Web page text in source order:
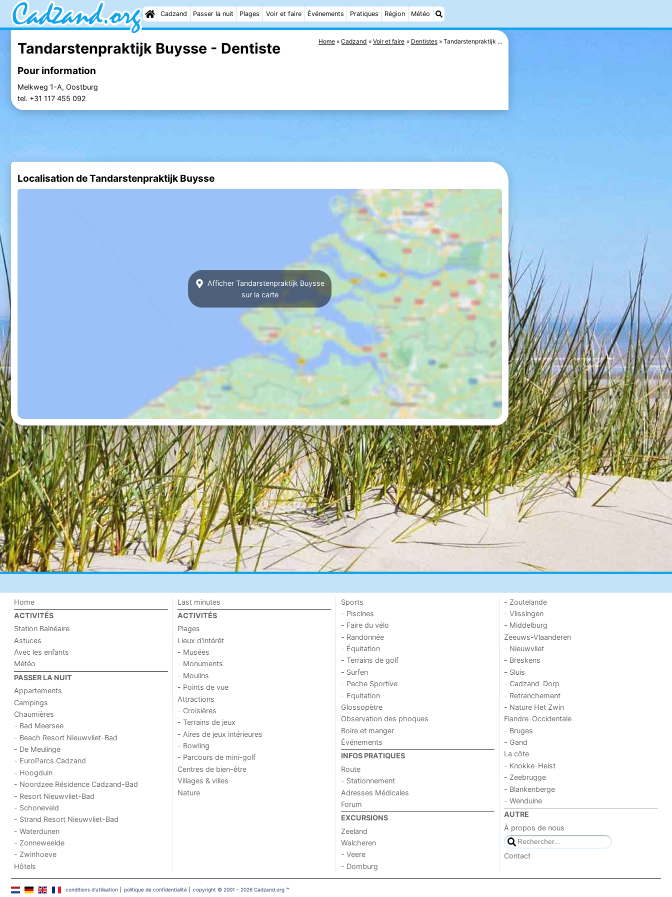
Cadzand Passer la nuit Plages Voir et faire Événements Pratiques Région Météo
Home Cadzand Voir et faire Dentistes Tandarstenpraktijk ...
Tandarstenpraktijk Buysse - Dentiste
Pour information
Melkweg 1-A, Oostburg
tel. +31 117 455 092
Localisation de Tandarstenpraktijk Buysse
Afficher Tandarstenpraktijk Buysse
sur la carte
Home
ACTIVITÉS
Station Balnéaire
Astuces
Avec les enfants
Météo
PASSER LA NUIT
Appartements
Campings
Chaumières
- Bad Meersee
- Beach Resort Nieuwvliet-Bad
- De Meulinge
- EuroParcs Cadzand
- Hoogduin
- Noordzee Résidence Cadzand-Bad
- Resort Nieuwvliet-Bad
- Schoneveld
- Strand Resort Nieuwvliet-Bad
- Waterdunen
- Zonneweelde
- Zwinhoeve
Hôtels
Last minutes
ACTIVITÉS
Plages
Lieux d'intérêt
- Musées
- Monuments
- Moulins
- Points de vue
Attractions
- Croisières
- Terrains de jeux
- Aires de jeux intérieures
- Bowling
- Parcours de mini-golf
Centres de bien-être
Villages & villes
Nature
Sports
- Piscines
- Faire du vélo
- Randonnée
- Équitation
- Terrains de golf
- Surfen
- Peche Sportive
- Equitation
Glossopètre
Observation des phoques
Boire et manger
Événements
INFOS PRATIQUES
Route
- Stationnement
Adresses Médicales
Forum
EXCURSIONS
Zeeland
Walcheren
- Veere
- Domburg
- Zoutelande
- Vlissingen
- Middelburg
Zeeuws-Vlaanderen
- Nieuwvliet
- Breskens
- Sluis
- Cadzand-Dorp
- Retranchement
- Nature Het Zwin
Flandre-Occidentale
- Bruges
- Gand
La côte
- Knokke-Heist
- Zeebrugge
- Blankenberge
- Wenduine
AUTRE
À propos de nous
Contact
conditions d‘utilisation politique de confidentialité| copyright © 2001 - 2026 Cadzand.org™